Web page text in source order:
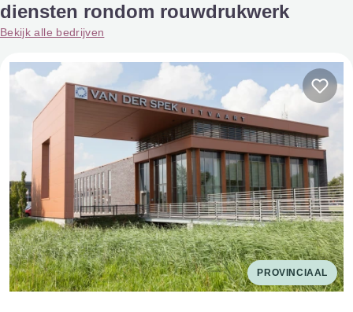
diensten rondom rouwdrukwerk
Bekijk alle bedrijven
PROVINCIAAL